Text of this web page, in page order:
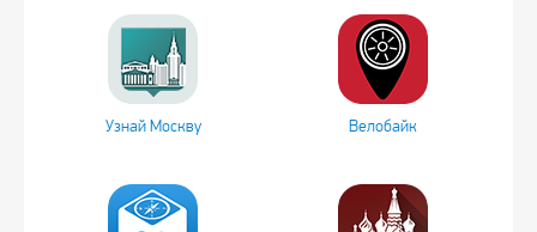
Узнай Москву Велобайк